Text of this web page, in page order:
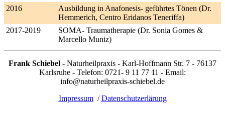
2016
Ausbildung in Anafonesis- geführtes Tönen (Dr.
Hemmerich, Centro Eridanos Teneriffa)
2017-2019
SOMA- Traumatherapie (Dr. Sonia Gomes &
Marcello Muniz)
Frank Schiebel - Naturheilpraxis - Karl-Hoffmann Str. 7 - 76137
Karlsruhe - Telefon: 0721- 9 11 77 11 - Email:
info@naturheilpraxis-schiebel.de
Impressum/Datenschutzerlärung